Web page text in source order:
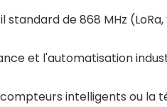
de 868 MHz (LoRa,
et l'automatisation
intelligents ou la